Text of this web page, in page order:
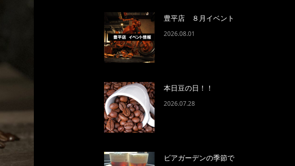
豊平店 ８月イベント
2026.08.01
本日豆の日！！
2026.07.28
ビアガーデンの季節で